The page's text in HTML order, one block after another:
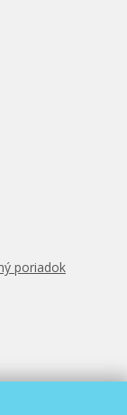
poriadok